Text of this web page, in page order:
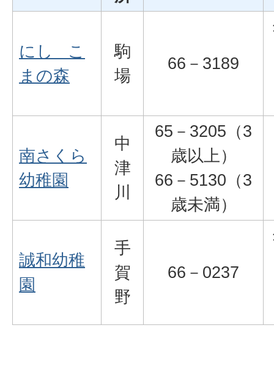
にし こ
まの森
駒
場
66－3189
南さくら
幼稚園
中
津
川
65－3205（3
歳以上）
66－5130（3
歳未満）
誠和幼稚
園
手
賀
野
66－0237